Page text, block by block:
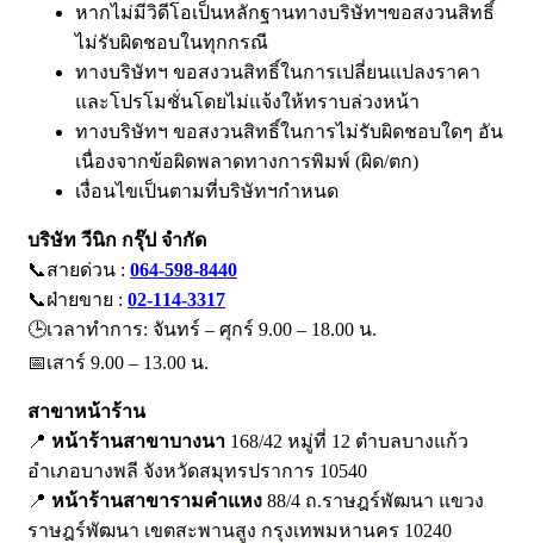
หากไม่มีวิดีโอเป็นหลักฐานทางบริษัทฯขอสงวนสิทธิ์
ไม่รับผิดชอบในทุกกรณี
ทางบริษัทฯ ขอสงวนสิทธิ์ในการเปลี่ยนแปลงราคา
และโปรโมชั่นโดยไม่แจ้งให้ทราบล่วงหน้า
ทางบริษัทฯ ขอสงวนสิทธิ์ในการไม่รับผิดชอบใดๆ อัน
เนื่องจากข้อผิดพลาดทางการพิมพ์ (ผิด/ตก)
เงื่อนไขเป็นตามที่บริษัทฯกำหนด
บริษัท วีนิก กรุ๊ป จำกัด
📞สายด่วน : 064-598-8440
📞ฝ่ายขาย : 02-114-3317
🕒เวลาทำการ: จันทร์ – ศุกร์ 9.00 – 18.00 น.
📅เสาร์ 9.00 – 13.00 น.
สาขาหน้าร้าน
📍 หน้าร้านสาขาบางนา 168/42 หมู่ที่ 12 ตำบลบางแก้ว
อำเภอบางพลี จังหวัดสมุทรปราการ 10540
📍 หน้าร้านสาขารามคำแหง 88/4 ถ.ราษฎร์พัฒนา แขวง
ราษฎร์พัฒนา เขตสะพานสูง กรุงเทพมหานคร 10240